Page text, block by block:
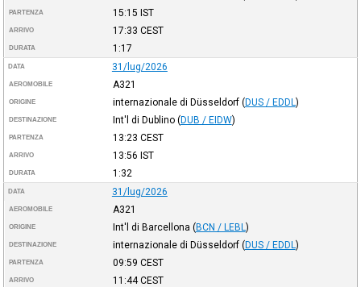
PARTENZA 15:15 IST
ARRIVO 17:33 CEST
DURATA 1:17
DATA 31/lug/2026
AEROMOBILE A321
ORIGINE internazionale di Düsseldorf (DUS / EDDL )
DESTINAZIONE Int'l di Dublino (DUB / EIDW)
PARTENZA 13:23 CEST
ARRIVO 13:56 IST
DURATA 1:32
DATA 31/lug/2026
AEROMOBILE A321
ORIGINE Int'l di Barcellona (BCN / LEBL )
DESTINAZIONE internazionale di Düsseldorf (DUS / EDDL )
PARTENZA 09:59 CEST
ARRIVO 11:44CEST